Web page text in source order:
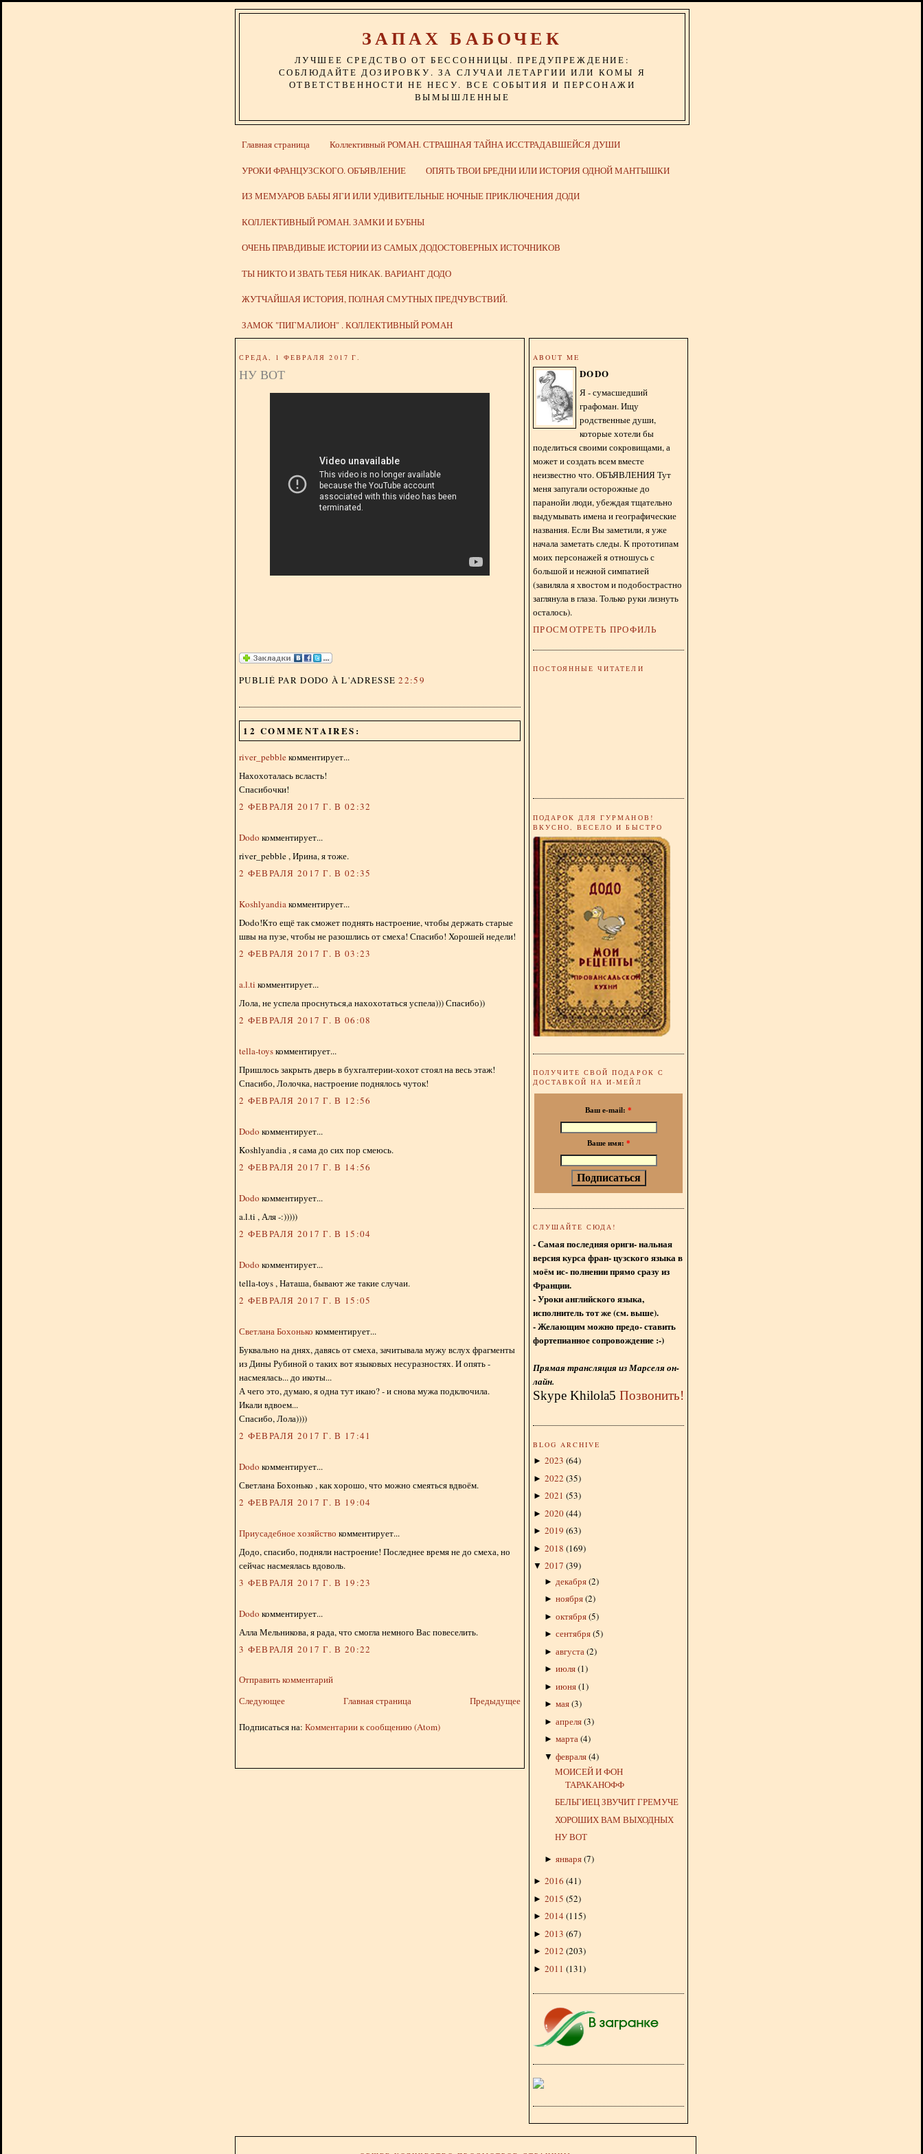
ЗАПАХ БАБОЧЕК
ЛУЧШЕЕ СРЕДСТВО ОТ БЕССОННИЦЫ. ПРЕДУПРЕЖДЕНИЕ:
СОБЛЮДАЙТЕ ДОЗИРОВКУ. ЗА СЛУЧАИ ЛЕТАРГИИ ИЛИ КОМЫ Я
ОТВЕТСТВЕННОСТИ НЕ НЕСУ. ВСЕ СОБЫТИЯ И ПЕРСОНАЖИ
ВЫМЫШЛЕННЫЕ
Главная страница Коллективный РОМАН. СТРАШНАЯ ТАЙНА ИССТРАДАВШЕЙСЯ ДУШИ
УРОКИ ФРАНЦУЗСКОГО. ОБЪЯВЛЕНИЕ ОПЯТЬ ТВОИ БРЕДНИ ИЛИ ИСТОРИЯ ОДНОЙ МАНТЫШКИ
ИЗ МЕМУАРОВ БАБЫ ЯГИ ИЛИ УДИВИТЕЛЬНЫЕ НОЧНЫЕ ПРИКЛЮЧЕНИЯ ДОДИ
КОЛЛЕКТИВНЫЙ РОМАН. ЗАМКИ И БУБНЫ
ОЧЕНЬ ПРАВДИВЫЕ ИСТОРИИ ИЗ САМЫХ ДОДОСТОВЕРНЫХ ИСТОЧНИКОВ
ТЫ НИКТО И ЗВАТЬ ТЕБЯ НИКАК. ВАРИАНТ ДОДО
ЖУТЧАЙШАЯ ИСТОРИЯ, ПОЛНАЯ СМУТНЫХ ПРЕДЧУВСТВИЙ.
ЗАМОК "ПИГМАЛИОН" . КОЛЛЕКТИВНЫЙ РОМАН
СРЕДА, 1 ФЕВРАЛЯ 2017 Г.
НУ ВОТ
PUBLIÉ PAR DODO À L'ADRESSE22:59
12 COMMENTAIRES:
river_pebbleкомментирует...
Нахохоталась всласть!
Спасибочки!
2 ФЕВРАЛЯ 2017 Г. В 02:32
Dodo комментирует...
river_pebble , Ирина, я тоже.
2 ФЕВРАЛЯ 2017 Г. В 02:35
Koshlyandiaкомментирует...
Dodo!Кто ещё так сможет поднять настроение, чтобы держать старые
швы на пузе, чтобы не разошлись от смеха! Спасибо! Хорошей недели!
2 ФЕВРАЛЯ 2017 Г. В 03:23
a.l.ti комментирует...
Лола, не успела проснуться,а нахохотаться успела))) Спасибо))
2 ФЕВРАЛЯ 2017 Г. В 06:08
tella-toysкомментирует...
Пришлось закрыть дверь в бухгалтерии-хохот стоял на весь этаж!
Спасибо, Лолочка, настроение поднялось чуток!
2 ФЕВРАЛЯ 2017 Г. В 12:56
Dodo комментирует...
Koshlyandia , я сама до сих пор смеюсь.
2 ФЕВРАЛЯ 2017 Г. В 14:56
Dodo комментирует...
a.l.ti , Аля -:)))))
2 ФЕВРАЛЯ 2017 Г. В 15:04
Dodo комментирует...
tella-toys , Наташа, бывают же такие случаи.
2 ФЕВРАЛЯ 2017 Г. В 15:05
Светлана Бохонько комментирует...
Буквально на днях, давясь от смеха, зачитывала мужу вслух фрагменты
из Дины Рубиной о таких вот языковых несуразностях. И опять -
насмеялась... до икоты...
А чего это, думаю, я одна тут икаю? - и снова мужа подключила.
Икали вдвоем...
Спасибо, Лола))))
2 ФЕВРАЛЯ 2017 Г. В 17:41
Dodo комментирует...
Светлана Бохонько , как хорошо, что можно смеяться вдвоём.
2 ФЕВРАЛЯ 2017 Г. В 19:04
Приусадебное хозяйство комментирует...
Додо, спасибо, подняли настроение! Последнее время не до смеха, но
сейчас насмеялась вдоволь.
3 ФЕВРАЛЯ 2017 Г. В 19:23
Dodo комментирует...
Алла Мельникова, я рада, что смогла немного Вас повеселить.
3 ФЕВРАЛЯ 2017 Г. В 20:22
Отправить комментарий
Следующее
Предыдущее
Главная страница
Подписаться на: Комментарии к сообщению (Atom)
ABOUT ME
DODO
Я - сумасшедший
графоман. Ищу
родственные души,
которые хотели бы
поделиться своими сокровищами, а
может и создать всем вместе
неизвестно что. ОБЪЯВЛЕНИЯ Тут
меня запугали осторожные до
паранойи люди, убеждая тщательно
выдумывать имена и географические
названия. Если Вы заметили, я уже
начала заметать следы. К прототипам
моих персонажей я отношусь с
большой и нежной симпатией
(завиляла я хвостом и подобострастно
заглянула в глаза. Только руки лизнуть
осталось).
ПРОСМОТРЕТЬ ПРОФИЛЬ
ПОСТОЯННЫЕ ЧИТАТЕЛИ
ПОДАРОК ДЛЯ ГУРМАНОВ!
ВКУСНО, ВЕСЕЛО И БЫСТРО
ПОЛУЧИТЕ СВОЙ ПОДАРОК С
ДОСТАВКОЙ НА И-МЕЙЛ
Ваш e-mail: *
Ваше имя: *
СЛУШАЙТЕ СЮДА!
- Самая последняя ориги- нальная
версия курса фран- цузского языка в
моём ис- полнении прямо сразу из
Франции.
- Уроки английского языка,
исполнитель тот же (см. выше).
- Желающим можно предо- ставить
фортепианное сопровождение :-)
Прямая трансляция из Марселя он-
лайн.
Skype Khilola5 Позвонить!
BLOG ARCHIVE
► 2023 (64)
► 2022 (35)
► 2021 (53)
► 2020(44)
► 2019 (63)
► 2018 (169)
▼ 2017 (39)
► декабря(2)
► ноября(2)
► октября(5)
► сентября(5)
► августа (2)
► июля(1)
► июня(1)
► мая(3)
► апреля(3)
► марта(4)
▼ февраля(4)
МОИСЕЙ И ФОН
ТАРАКАНОФФ
БЕЛЬГИЕЦ ЗВУЧИТ ГРЕМУЧЕ
ХОРОШИХ ВАМ ВЫХОДНЫХ
НУ ВОТ
► января(7)
► 2016 (41)
► 2015 (52)
► 2014 (115)
► 2013 (67)
► 2012 (203)
► 2011 (131)